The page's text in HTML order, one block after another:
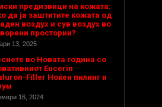
предизвици на кожата:
да ја заштитите кожата од
воздух и сув воздух во
простории?
13, 2025
во Новата година со
Eucerin
Filler Ноќен пилинг и
16, 2024